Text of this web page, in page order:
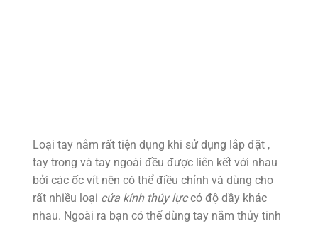
Loại tay nắm rất tiện dụng khi sử dụng lắp đặt ,
tay trong và tay ngoài đều được liên kết với nhau
bởi các ốc vít nên có thể điều chỉnh và dùng cho
rất nhiều loại cửa kính thủy lựccó độ dầy khác
nhau. Ngoài ra bạn có thể dùng tay nắm thủy tinh